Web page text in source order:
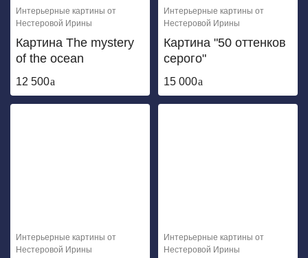
Интерьерные картины от
Нестеровой Ирины
Картина The mystery
of the ocean
12 500
Интерьерные картины от
Нестеровой Ирины
Картина "50 оттенков
серого"
15 000
Интерьерные картины от
Нестеровой Ирины
Интерьерные картины от
Нестеровой Ирины